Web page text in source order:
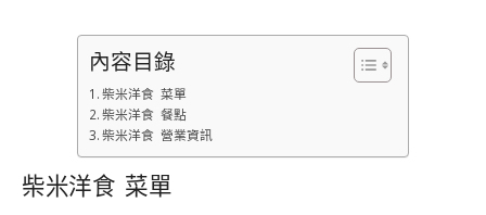
內容目錄
柴米洋食 菜單
柴米洋食 餐點
柴米洋食 營業資訊
柴米洋食 菜單